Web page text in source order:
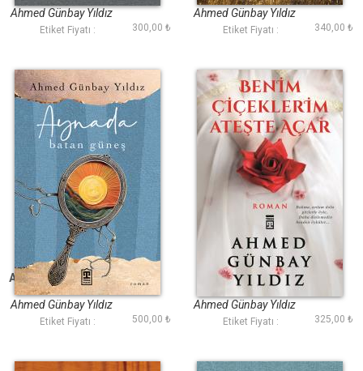
Ahmed Günbay Yıldız
Etiket Fiyatı : 300,00 ₺
Ahmed Günbay Yıldız
Etiket Fiyatı : 340,00 ₺
Aynada Batan Güneş
Ahmed Günbay Yıldız
Etiket Fiyatı : 500,00 ₺
Benim Çiçeklerim
Ateşte Açar
Ahmed Günbay Yıldız
Etiket Fiyatı : 325,00 ₺